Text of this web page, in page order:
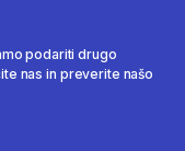
podariti drugo
nas in preverite našo